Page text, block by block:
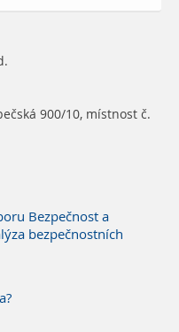
900/10, místnost č.
Bezpečnost a
bezpečnostních